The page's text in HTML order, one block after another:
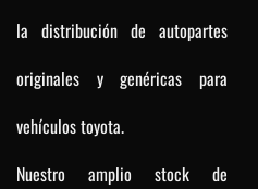
la distribución de autopartes
originales y genéricas para
vehículos toyota.
Nuestro amplio stock de